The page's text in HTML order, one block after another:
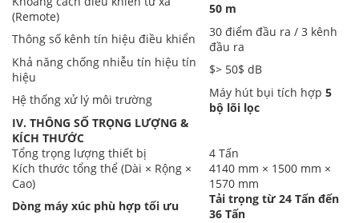
(Remote)
50 m
Thông số kênh tín hiệu điều khiển
30 điểm đầu ra / 3 kênh
đầu ra
Khả năng chống nhiễu tín hiệu tín
hiệu
$> 50$ dB
Hệ thống xử lý môi trường
Máy hút bụi tích hợp 5
bộ lõi lọc
IV. THÔNG SỐ TRỌNG LƯỢNG &
KÍCH THƯỚC
Tổng trọng lượng thiết bị
4 Tấn
Kích thước tổng thể (Dài × Rộng ×
Cao)
4140 mm × 1500 mm ×
1570 mm
Dòng máy xúc phù hợp tối ưu
Tải trọng từ 24 Tấn đến
36 Tấn